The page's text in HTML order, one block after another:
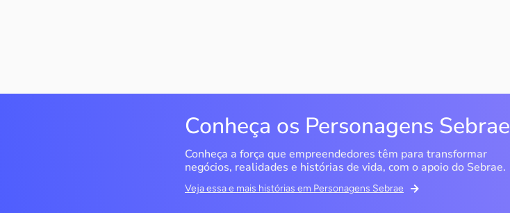
Conheça os Personagens Sebrae
Conheça a força que empreendedores têm para transformar
negócios, realidades e histórias de vida, com o apoio do Sebrae.
Veja essa e mais histórias em Personagens Sebrae